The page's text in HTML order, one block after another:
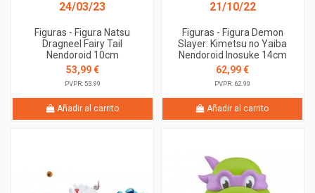
24/03/23
Figuras - Figura Natsu
Dragneel Fairy Tail
Nendoroid 10cm
53,99 €
PVPR: 53.99
Añadir al carrito
21/10/22
Figuras - Figura Demon
Slayer: Kimetsu no Yaiba
Nendoroid Inosuke 14cm
62,99 €
PVPR: 62.99
Añadir al carrito